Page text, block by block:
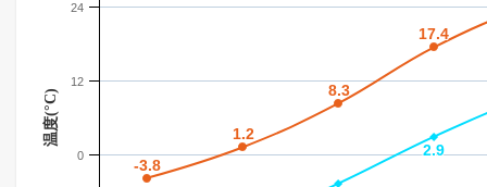
温度(°C)
-3.8
-3.8
1.2
1.2
8.3
8.3
17.4
17.4
2.9
2.9
0
12
24